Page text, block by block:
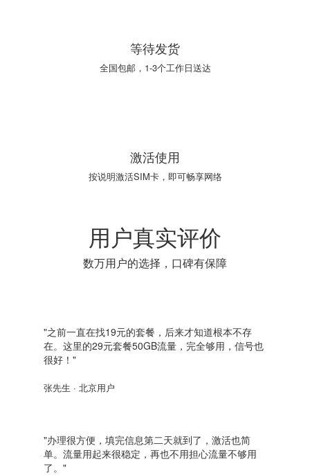
等待发货
全国包邮，1-3个工作日送达
激活使用
按说明激活SIM卡，即可畅享网络
用户真实评价
数万用户的选择，口碑有保障
"之前一直在找19元的套餐，后来才知道根本不存
在。这里的29元套餐50GB流量，完全够用，信号也
很好！"
张先生 · 北京用户
"办理很方便，填完信息第二天就到了，激活也简
单。流量用起来很稳定，再也不用担心流量不够用
了。"